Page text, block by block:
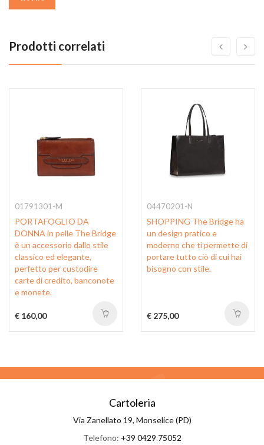
Prodotti correlati
01791301-M
PORTAFOGLIO DA
DONNA in pelle The Bridge
è un accessorio dallo stile
classico ed elegante,
perfetto per custodire
carte di credito, banconote
e monete.
€ 160,00
04470201-N
SHOPPING The Bridge ha
un design pratico e
moderno che ti permette di
portare tutto ciò di cui hai
bisogno con stile.
€ 275,00
Cartoleria
Via Zanellato 19, Monselice (PD)
Telefono: +39 0429 75052